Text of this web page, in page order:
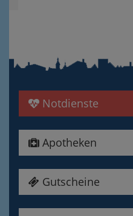
Notdienste
Apotheken
Gutscheine